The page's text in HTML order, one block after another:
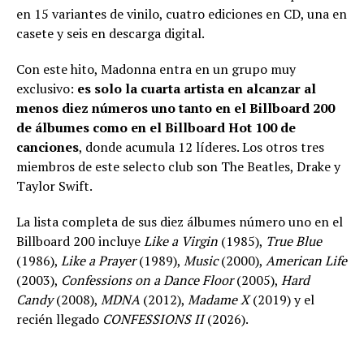
en 15 variantes de vinilo, cuatro ediciones en CD, una en
casete y seis en descarga digital.
Con este hito, Madonna entra en un grupo muy
exclusivo: es solo la cuarta artista en alcanzar al
menos diez números uno tanto en el Billboard 200
de álbumes como en el Billboard Hot 100 de
canciones, donde acumula 12 líderes. Los otros tres
miembros de este selecto club son The Beatles, Drake y
Taylor Swift.
La lista completa de sus diez álbumes número uno en el
Billboard 200 incluyeLike a Virgin (1985), True Blue
(1986), Like a Prayer(1989), Music(2000), American Life
(2003), Confessions on a Dance Floor(2005), Hard
Candy(2008), MDNA (2012), Madame X(2019) y el
recién llegado CONFESSIONS II(2026).